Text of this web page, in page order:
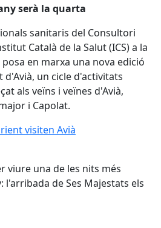
serà la quarta
sanitaris del Consultori
Català de la Salut (ICS) a la
en marxa una nova edició
d'Avià, un cicle d'activitats
als veïns i veïnes d'Avià,
i Capolat.
visiten Avià
visiten Avià
viure una de les nits més
l'arribada de Ses Majestats els